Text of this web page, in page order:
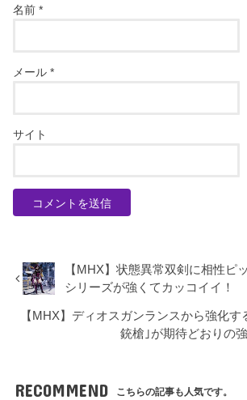
名前*
メール*
サイト
【MHX】状態異常双剣に相性ピ
シリーズが強くてカッコイイ！
【MHX】ディオスガンランスから強化す
銃槍｣が期待どおりの
RECOMMEND こちらの記事も人気です。